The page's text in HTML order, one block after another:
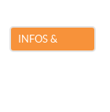
INFOS &